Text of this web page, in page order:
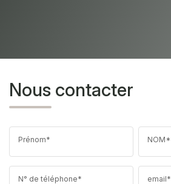
Nous contacter
Prénom* NOM*
N° de téléphone* email*